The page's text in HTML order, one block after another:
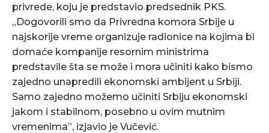
privrede, koju je predstavio predsednik PKS.
„Dogovorili smo da Privredna komora Srbije u
najskorije vreme organizuje radionice na kojima bi
domaće kompanije resornim ministrima
predstavile šta se može i mora učiniti kako bismo
zajedno unapredili ekonomski ambijent u Srbiji.
Samo zajedno možemo učiniti Srbiju ekonomski
jakom i stabilnom, posebno u ovim mutnim
vremenima”, izjavio je Vučević.